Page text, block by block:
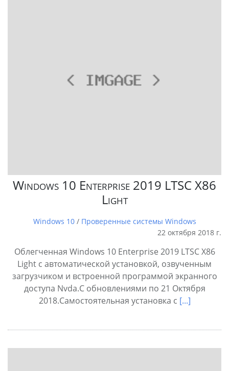
Windows 10 Enterprise 2019 LTSC X86
Light
Windows 10/ Проверенные системы Windows
22 октября 2018 г.
Облегченная Windows 10 Enterprise 2019 LTSC X86
Light с автоматической установкой, озвученным
загрузчиком и встроенной программой экранного
доступа Nvda.С обновлениями по 21 Октября
2018.Самостоятельная установка с [...]